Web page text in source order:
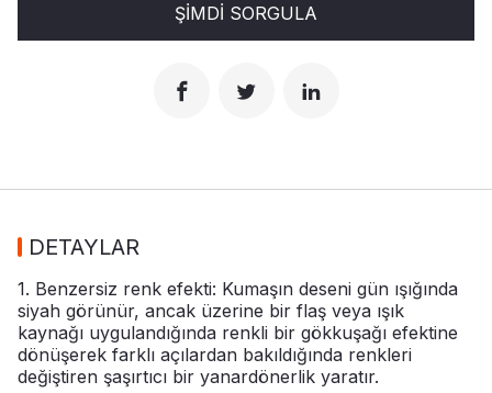
ŞIMDI SORGULA
DETAYLAR
1. Benzersiz renk efekti: Kumaşın deseni gün ışığında
siyah görünür, ancak üzerine bir flaş veya ışık
kaynağı uygulandığında renkli bir gökkuşağı efektine
dönüşerek farklı açılardan bakıldığında renkleri
değiştiren şaşırtıcı bir yanardönerlik yaratır.